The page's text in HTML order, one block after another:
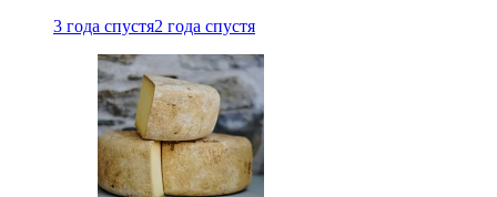
3 года спустя2 года спустя